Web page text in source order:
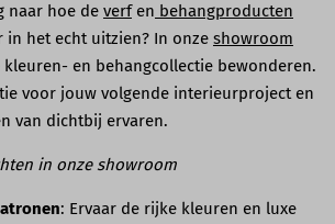
naar hoe de verfen behangproducten
in het echt uitzien? In onze showroom
en behangcollectie bewonderen.
voor jouw volgende interieurproject en
van dichtbij ervaren.
in onze showroom
: Ervaar de rijke kleuren en luxe